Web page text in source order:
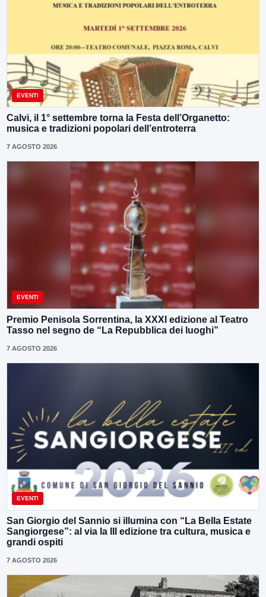
EVENTI
Calvi, il 1° settembre torna la Festa dell’Organetto:
musica e tradizioni popolari dell’entroterra
7 AGOSTO 2026
EVENTI
Premio Penisola Sorrentina, la XXXI edizione al Teatro
Tasso nel segno de “La Repubblica dei luoghi”
7 AGOSTO 2026
EVENTI
San Giorgio del Sannio si illumina con “La Bella Estate
Sangiorgese”: al via la III edizione tra cultura, musica e
grandi ospiti
7 AGOSTO 2026